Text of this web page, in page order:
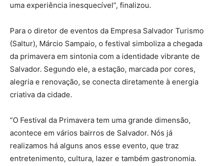
uma experiência inesquecível”, finalizou.
Para o diretor de eventos da Empresa Salvador Turismo
(Saltur), Márcio Sampaio, o festival simboliza a chegada
da primavera em sintonia com a identidade vibrante de
Salvador. Segundo ele, a estação, marcada por cores,
alegria e renovação, se conecta diretamente à energia
criativa da cidade.
“O Festival da Primavera tem uma grande dimensão,
acontece em vários bairros de Salvador. Nós já
realizamos há alguns anos esse evento, que traz
entretenimento, cultura, lazer e também gastronomia.